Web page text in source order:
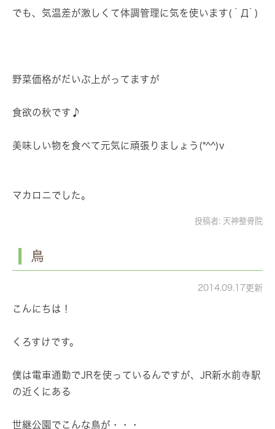
でも、気温差が激しくて体調管理に気を使います( ﾟДﾟ)
野菜価格がだいぶ上がってますが
食欲の秋です♪
美味しい物を食べて元気に頑張りましょう(*^^)v
マカロニでした。
投稿者: 天神整骨院
鳥
2014.09.17更新
こんにちは！
くろすけです。
僕は電車通勤でJRを使っているんですが、JR新水前寺駅
の近くにある
世継公園でこんな鳥が・・・